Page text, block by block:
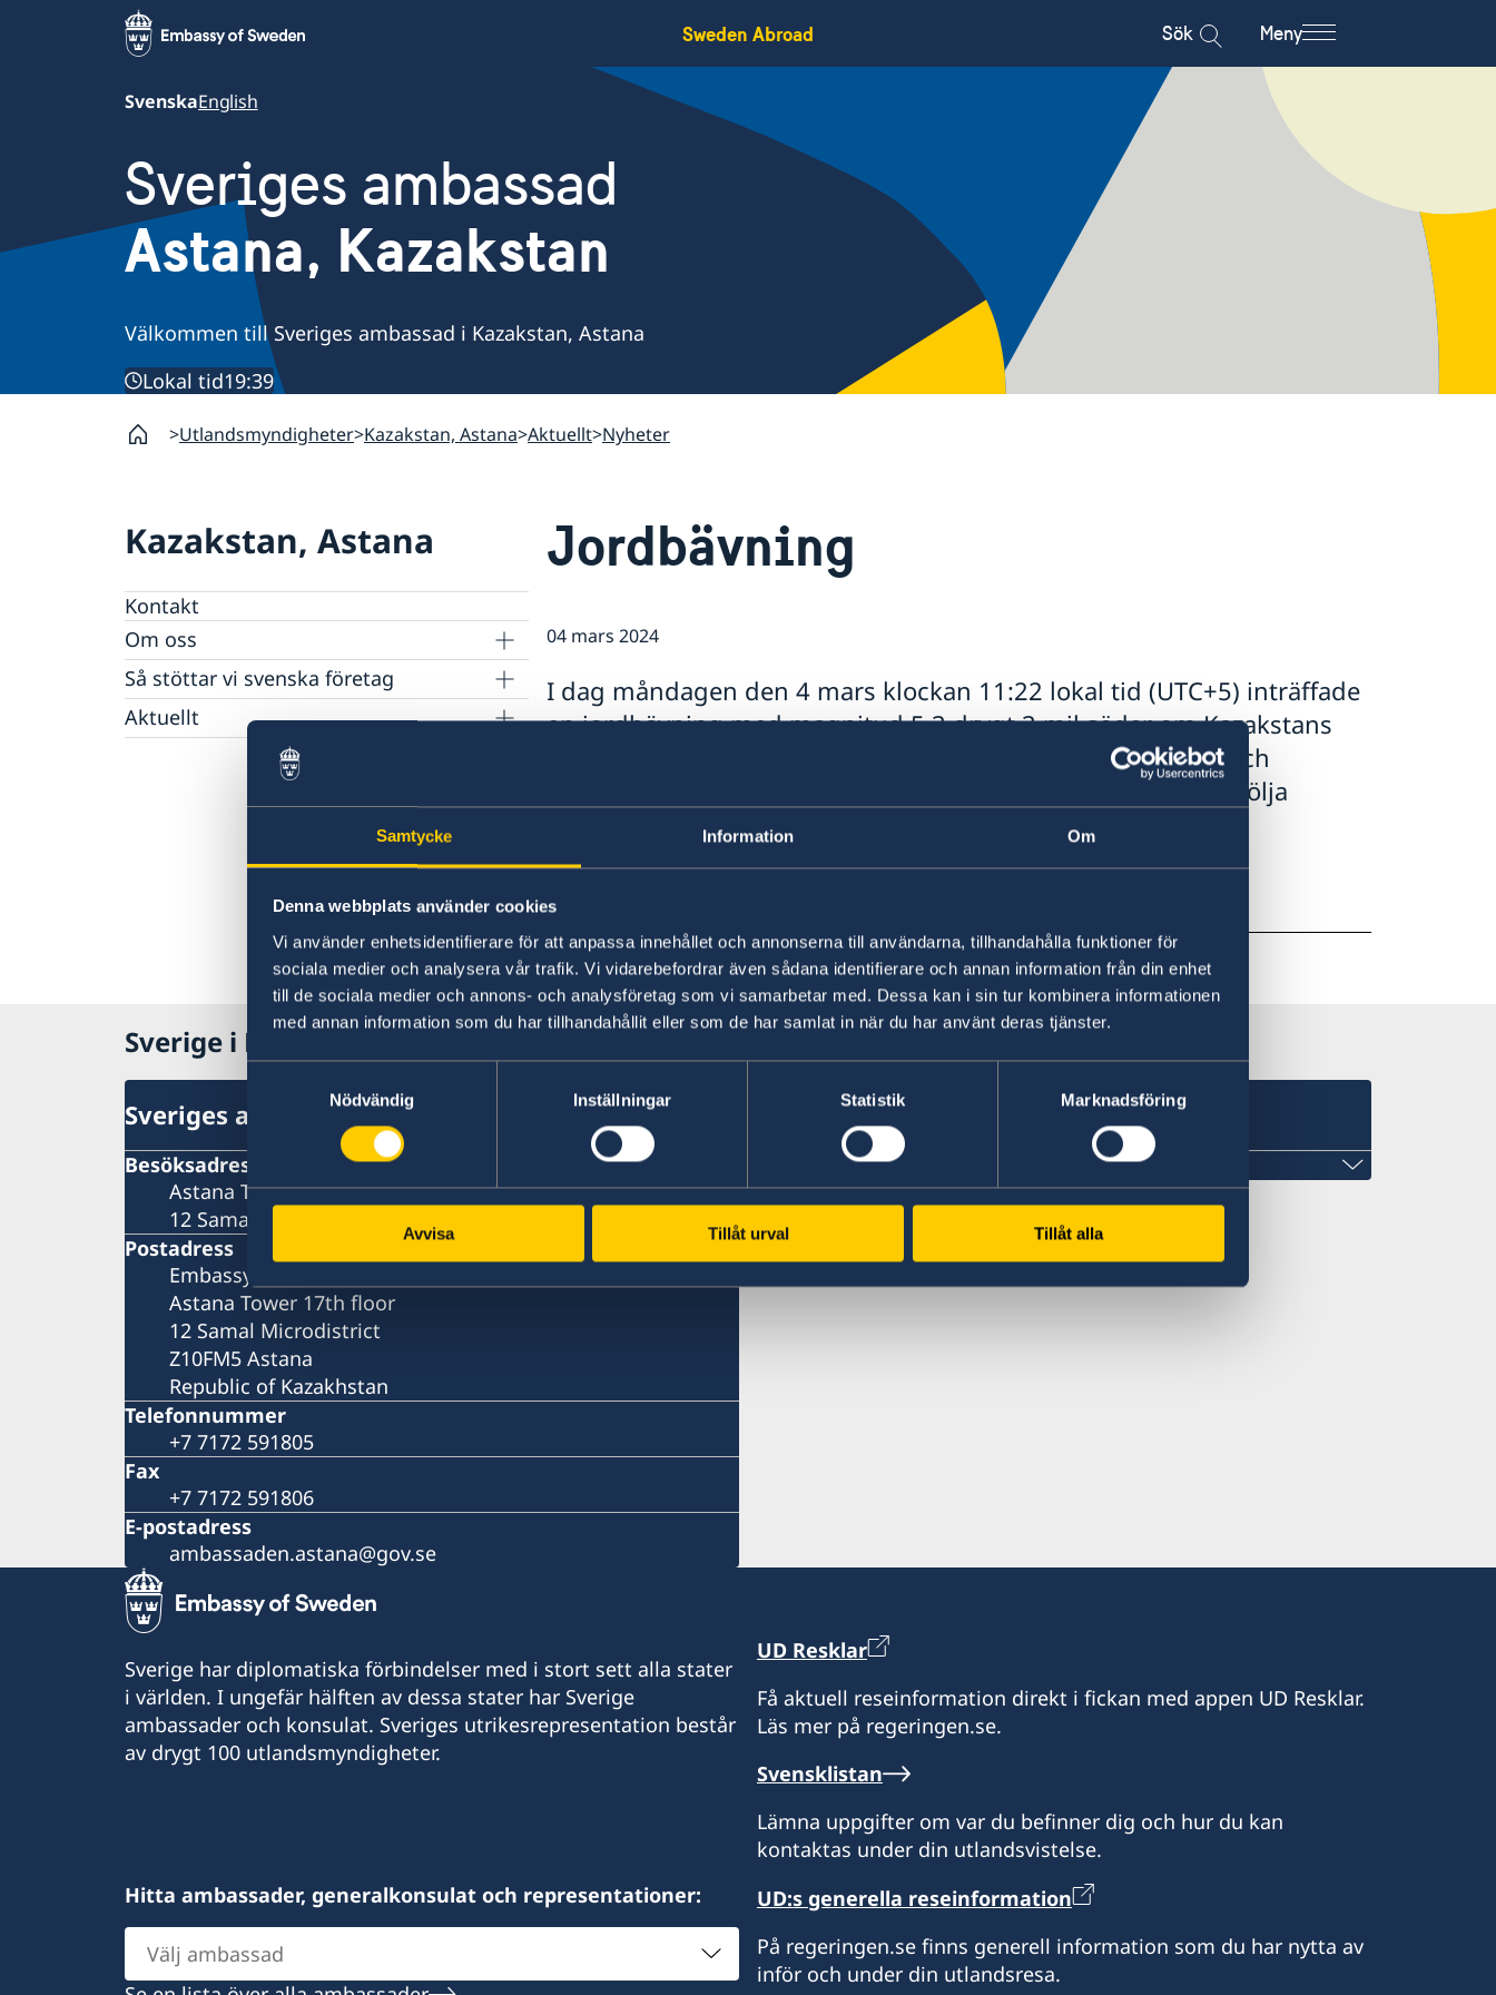
Samtycke Information Om
Denna webbplats använder cookies
Vi använder enhetsidentifierare för att anpassa innehållet och annonserna till användarna, tillhandahålla funktioner för
sociala medier och analysera vår trafik. Vi vidarebefordrar även sådana identifierare och annan information från din enhet
till de sociala medier och annons- och analysföretag som vi samarbetar med. Dessa kan i sin tur kombinera informationen
med annan information som du har tillhandahållit eller som de har samlat in när du har använt deras tjänster.
Nödvändig
Inställningar Statistik Marknadsföring
Avvisa Tillåt urval Tillåt alla
Sweden Abroad Sök Meny
SvenskaEnglish
Sveriges ambassad
Astana, Kazakstan
Välkommen till Sveriges ambassad i Kazakstan, Astana
Lokal tid19:39
Utlandsmyndigheter Kazakstan, Astana Aktuellt Nyheter
Kazakstan, Astana
Kontakt
Om oss
Ambassadens personal
GDPR
Så stöttar vi svenska företag
Vi är en resurs för svenska företag
Team Sweden
Svenska företag i Kazakstan
Anmäl handelshinder
Aktuellt
Regeringens prioriteringar i
utrikesdeklarationen 2026
Jordbävning
04 mars 2024
I dag måndagen den 4 mars klockan 11:22 lokal tid (UTC+5) inträffade
en jordbävning med magnitud 5.3 drygt 3 mil söder om Kazakstans
största stad Almaty. Ambassaden följer noga utvecklingen och
uppmanar svenska medborgare i de berörda områdena att följa
nyhetsrapportering samt lokala myndigheters anvisningar.
Kontaktinformation: Tel +7 7172 591805 E-post:
Sverige i Kazakstan
Sveriges ambassad
Besöksadress
Astana Tower 17th floor
12 Samal Microdistrict
Postadress
Embassy of Sweden
Astana Tower 17th floor
12 Samal Microdistrict
Z10FM5 Astana
Republic of Kazakhstan
Telefonnummer
+7 7172 591805
Fax
+7 7172 591806
E-postadress
ambassaden.astana@gov.se
Svenska konsulat
Tel.
+7 727 259 65 75
Tel.
Almaty, 050059
Honorärkonsul
Nurlan Izmailov
Assistent
Sverige har diplomatiska förbindelser med i stort sett alla stater
i världen. I ungefär hälften av dessa stater har Sverige
ambassader och konsulat. Sveriges utrikesrepresentation består
av drygt 100 utlandsmyndigheter.
Hitta ambassader, generalkonsulat och representationer:
Välj
ambassad
UD Resklar
Få aktuell reseinformation direkt i fickan med appen UD Resklar.
Läs mer på regeringen.se.
Svensklistan
Lämna uppgifter om var du befinner dig och hur du kan
kontaktas under din utlandsvistelse.
UD:s generella reseinformation
På regeringen.se finns generell information som du har nytta av
inför och under din utlandsresa.